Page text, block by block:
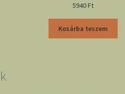
5940Ft
Kosárba teszem